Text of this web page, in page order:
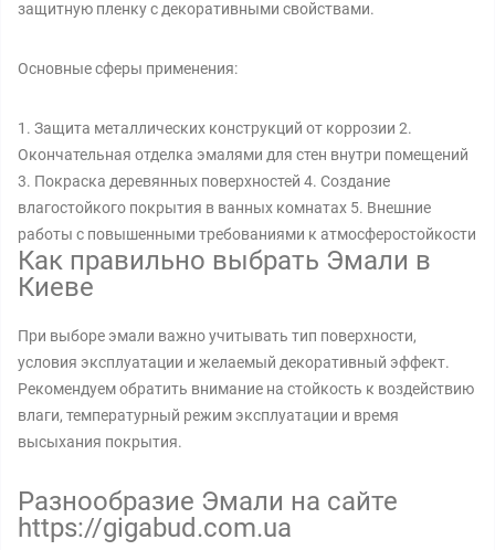
защитную пленку с декоративными свойствами.
Основные сферы применения:
1. Защита металлических конструкций от коррозии 2.
Окончательная отделка эмалями для стен внутри помещений
3. Покраска деревянных поверхностей 4. Создание
влагостойкого покрытия в ванных комнатах 5. Внешние
работы с повышенными требованиями к атмосферостойкости
Как правильно выбрать Эмали в
Киеве
При выборе эмали важно учитывать тип поверхности,
условия эксплуатации и желаемый декоративный эффект.
Рекомендуем обратить внимание на стойкость к воздействию
влаги, температурный режим эксплуатации и время
высыхания покрытия.
Разнообразие Эмали на сайте
https://gigabud.com.ua